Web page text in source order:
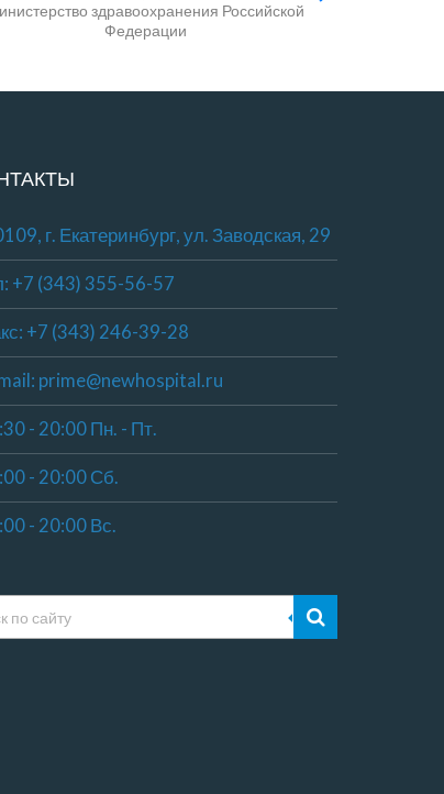
здравоохранения Российской
Федерации
г. Екатеринбург, ул. Заводская, 29
+7 (343) 355-56-57
+7 (343) 246-39-28
prime@newhospital.ru
- 20:00 Пн. - Пт.
- 20:00 Сб.
- 20:00 Вс.